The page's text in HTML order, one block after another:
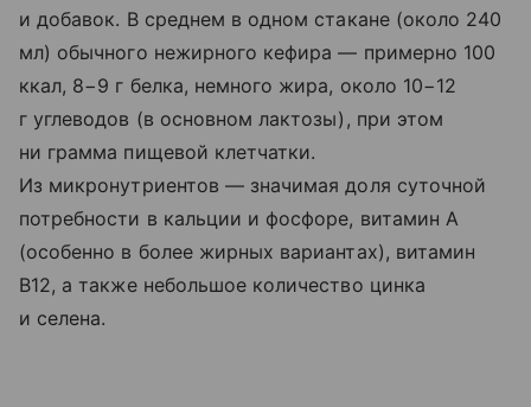
и добавок. В среднем в одном стакане (около 240
мл) обычного нежирного кефира — примерно 100
ккал, 8−9 г белка, немного жира, около 10−12
г углеводов (в основном лактозы), при этом
ни грамма пищевой клетчатки.
Из микронутриентов — значимая доля суточной
потребности в кальции и фосфоре, витамин A
(особенно в более жирных вариантах), витамин
B12, а также небольшое количество цинка
и селена.